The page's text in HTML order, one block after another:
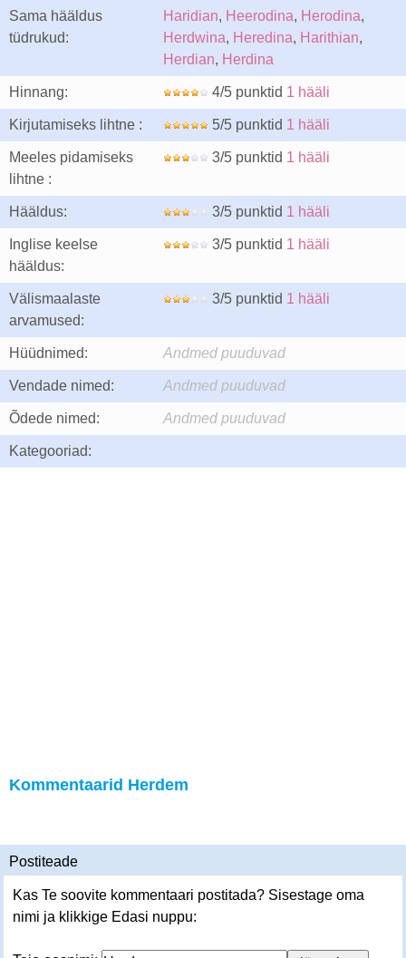
Sama hääldus
tüdrukud:
Haridian, Heerodina, Herodina,
Herdwina, Heredina, Harithian,
Herdian, Herdina
Hinnang: 4/5 punktid 1 hääli
Kirjutamiseks lihtne : 5/5 punktid 1 hääli
Meeles pidamiseks
lihtne :
3/5 punktid 1 hääli
Hääldus: 3/5 punktid 1 hääli
Inglise keelse
hääldus:
3/5 punktid 1 hääli
Välismaalaste
arvamused:
3/5 punktid 1 hääli
Hüüdnimed: Andmed puuduvad
Vendade nimed: Andmed puuduvad
Õdede nimed: Andmed puuduvad
Kategooriad:
Kommentaarid Herdem
Postiteade
Kas Te soovite kommentaari postitada? Sisestage oma
nimi ja klikkige Edasi nuppu: